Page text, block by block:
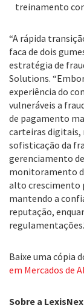
treinamento
“A rápida
faca de dois
estratégia de
Solutions.
experiência do
vulneráveis a
de pagamento
carteiras digitais,
sofisticação da
gerenciamento
monitoramento
alto crescimento
mantendo a
reputação,
Baixe uma cópia
em Mercados de
Sobre a